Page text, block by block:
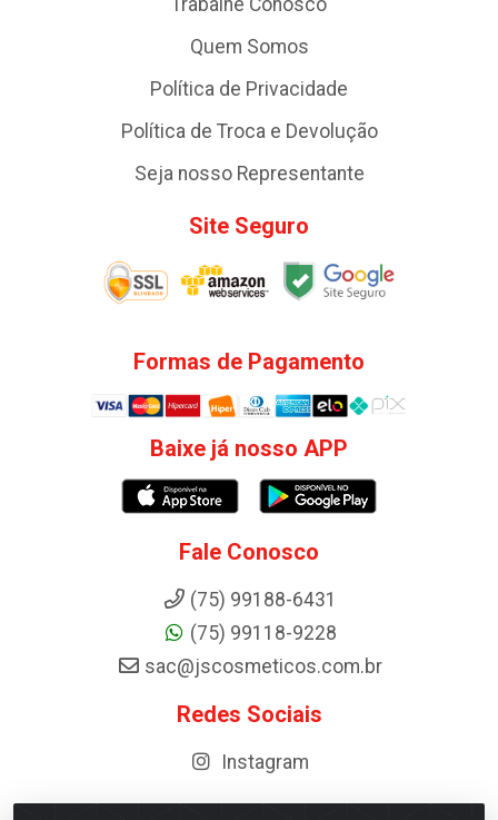
Quem Somos
Política de Privacidade
Política de Troca e Devolução
Seja nosso Representante
Site Seguro
Formas de Pagamento
Baixe já nosso APP
Fale Conosco
(75) 99188-6431
(75) 99118-9228
sac@jscosmeticos.com.br
Redes Sociais
Instagram